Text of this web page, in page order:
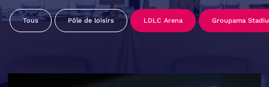
Tous Pôle de loisirs LDLC Arena Groupama